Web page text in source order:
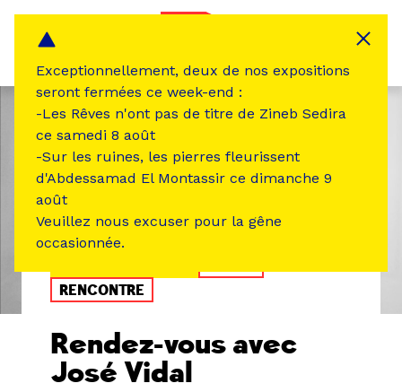
RENCONTRE
Rendez-vous avec
José Vidal
Exceptionnellement, deux de nos expositions
seront fermées ce week-end :
-Les Rêves n'ont pas de titre de Zineb Sedira
ce samedi 8 août
-Sur les ruines, les pierres fleurissent
d'Abdessamad El Montassir ce dimanche 9
août
Veuillez nous excuser pour la gêne
occasionnée.
Panneau de gestion des cookies